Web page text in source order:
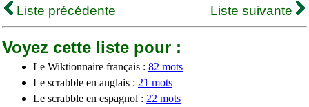
Liste précédente
Liste suivante
Voyez cette liste pour :
Le Wiktionnaire français : 82 mots
Le scrabble en anglais : 21 mots
Le scrabble en espagnol : 22 mots